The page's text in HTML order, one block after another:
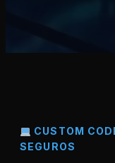
CUSTOM
SEGUROS